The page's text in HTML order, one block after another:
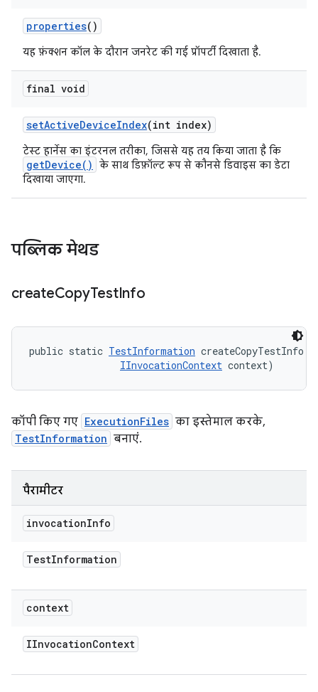
properties()
यह फ़ंक्शन कॉल के दौरान जनरेट की गई प्रॉपर्टी दिखाता है.
final void
setActiveDeviceIndex(int index)
टेस्ट हार्नेस का इंटरनल तरीका, जिससे यह तय किया जाता है कि
getDevice()
के साथ डिफ़ॉल्ट रूप से कौनसे डिवाइस का डेटा
दिखाया जाएगा.
पब्लिक मेथड
createCopyTestInfo
public static TestInformation createCopyTestInfo (
IInvocationContext context)
कॉपी किए गए ExecutionFiles का इस्तेमाल करके,
TestInformation बनाएं.
पैरामीटर
invocationInfo
TestInformation
context
IInvocationContext